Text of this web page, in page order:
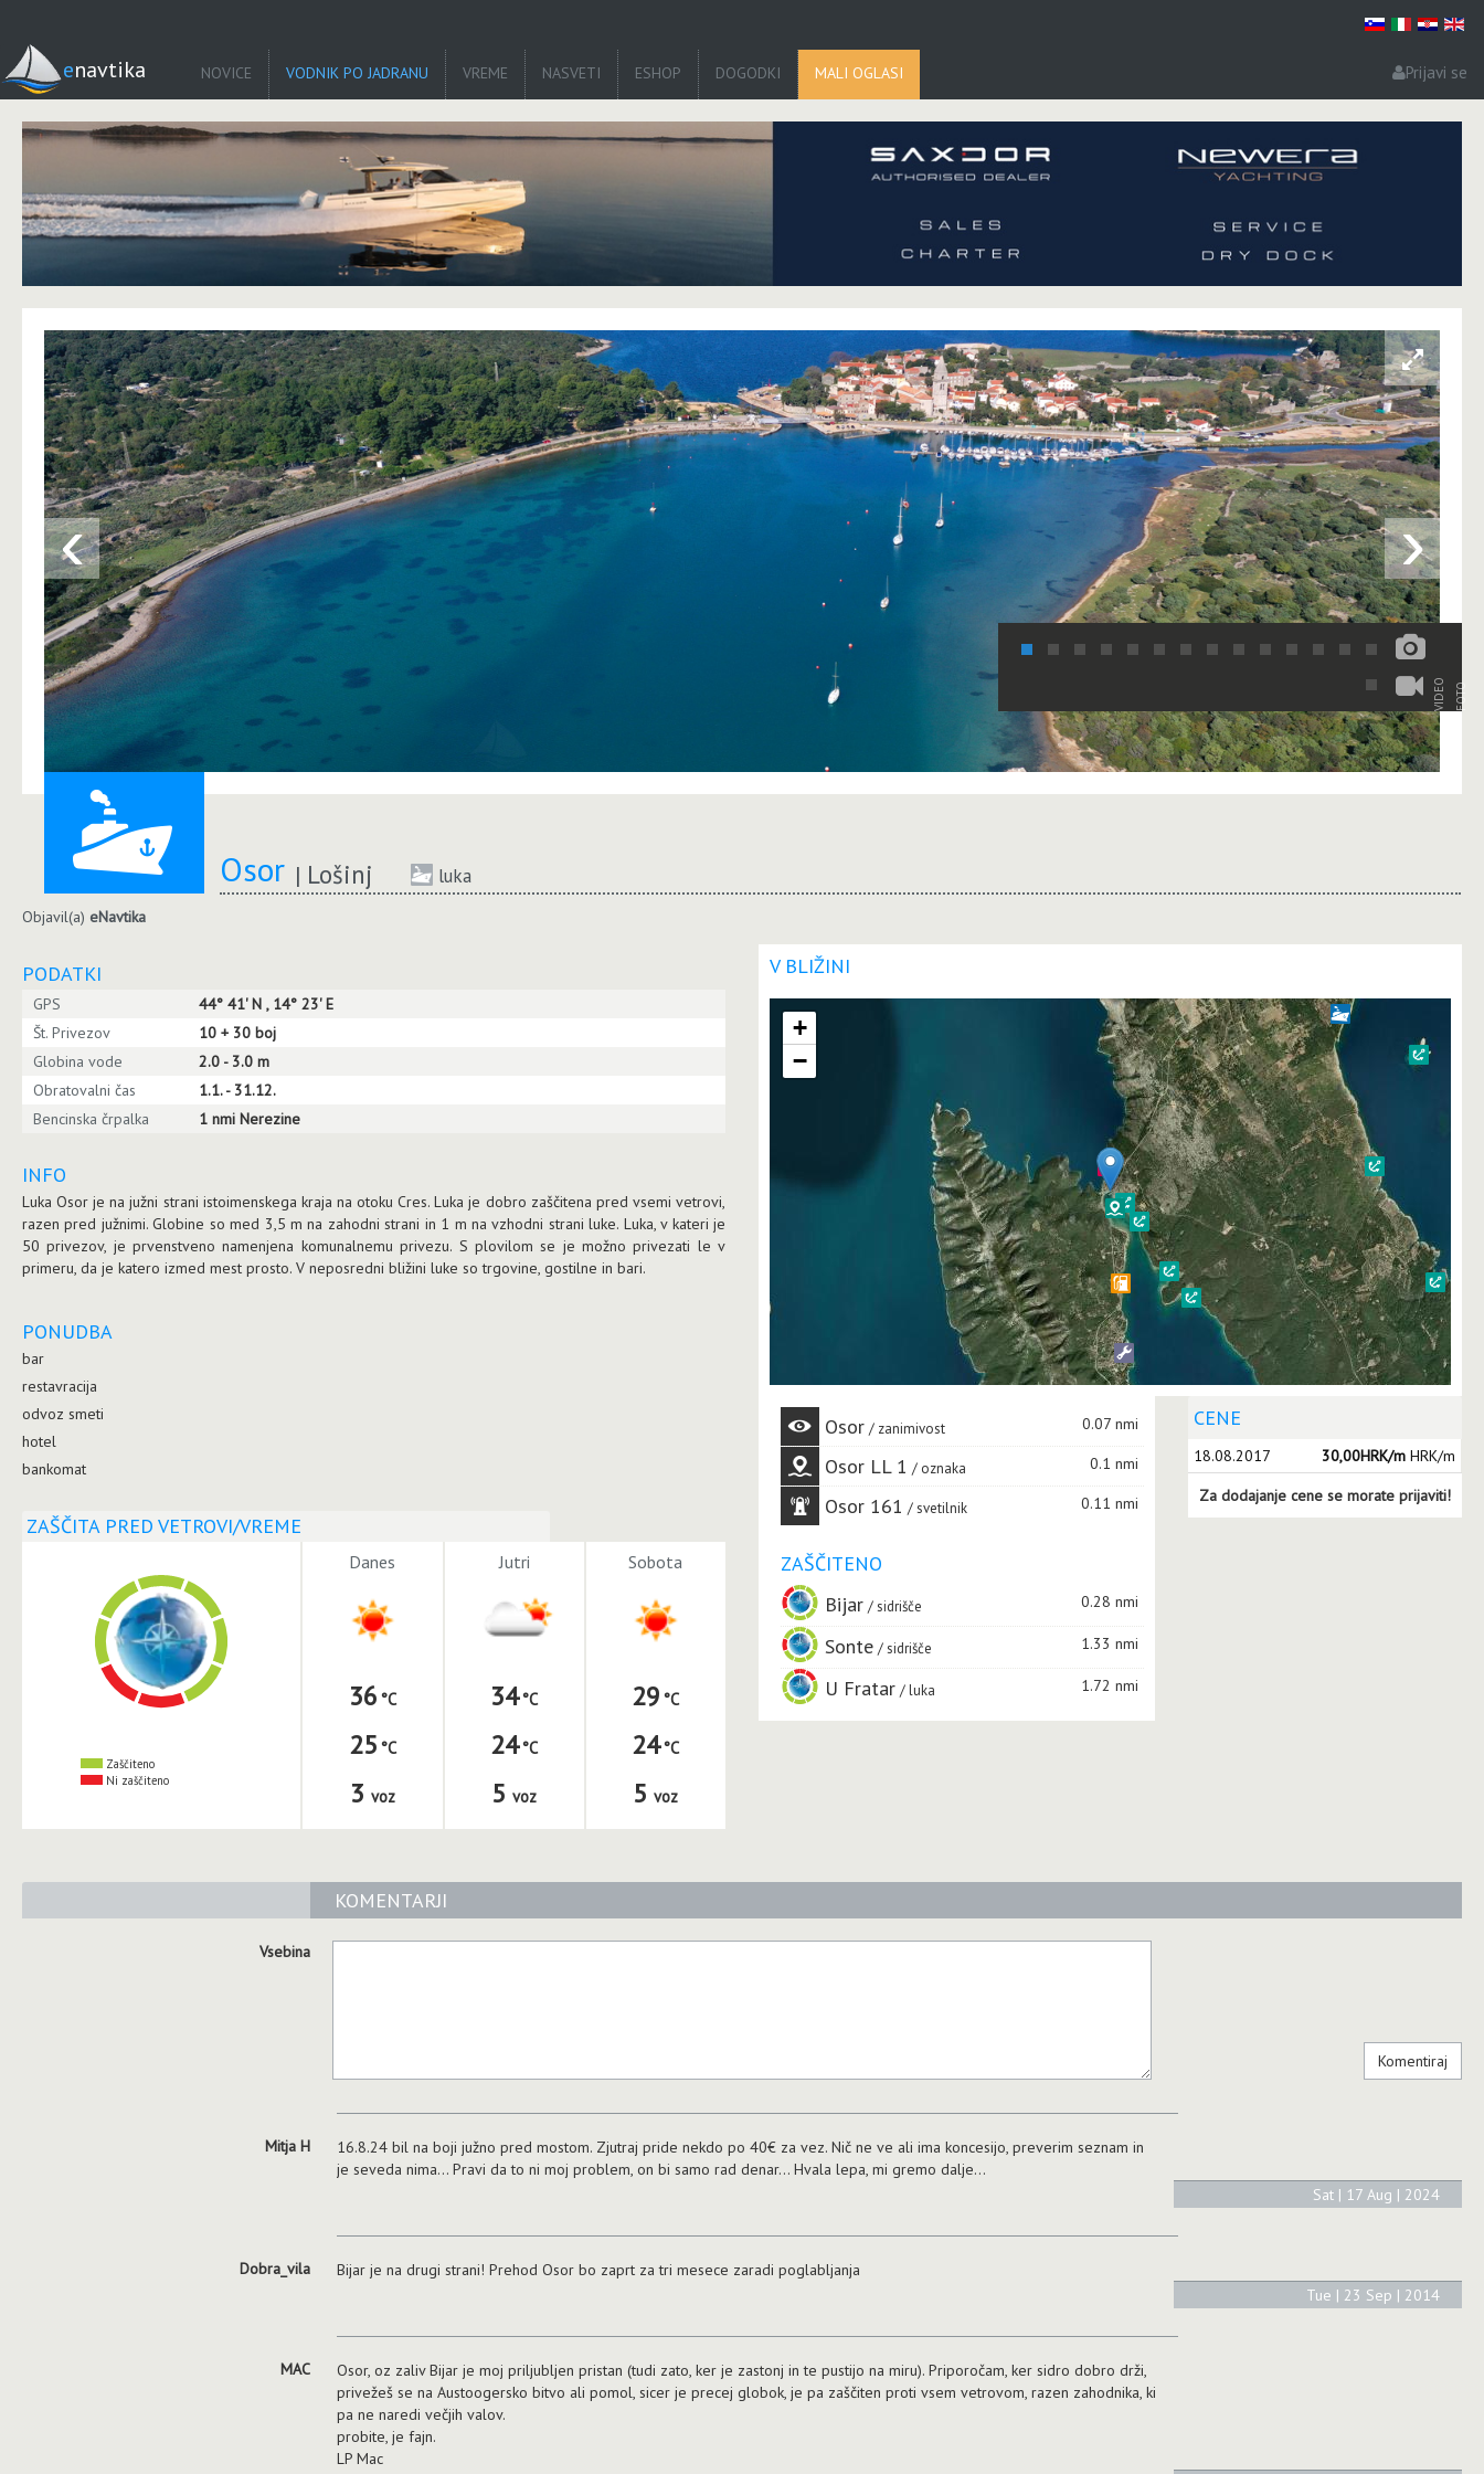
enavtika NOVICE VODNIK PO JADRANU VREME NASVETI ESHOP DOGODKI MALI OGLASI Prijavi se
‹ ›
VIDEO FOTO
Osor Lošinj luka
Objavil(a) eNavtika
PODATKI
GPS
44° 41' N , 14° 23' E
Št. Privezov
10 + 30 boj
Globina vode
2.0 - 3.0 m
Obratovalni čas
1.1. - 31.12.
Bencinska črpalka
1 nmi Nerezine
INFO
Luka Osor je na južni strani istoimenskega kraja na otoku Cres. Luka je dobro zaščitena pred vsemi vetrovi,
razen pred južnimi. Globine so med 3,5 m na zahodni strani in 1 m na vzhodni strani luke. Luka, v kateri je
50 privezov, je prvenstveno namenjena komunalnemu privezu. S plovilom se je možno privezati le v
primeru, da je katero izmed mest prosto. V neposredni bližini luke so trgovine, gostilne in bari.
PONUDBA
bar
restavracija
odvoz smeti
hotel
bankomat
ZAŠČITA PRED VETROVI/VREME
Zaščiteno
Ni zaščiteno
Danes
36
25
3 voz
Jutri
34
24
5 voz
Sobota
29
24
5 voz
V BLIŽINI
+
−
Osor zanimivost 0.07 nmi
Osor LL 1 oznaka 0.1 nmi
Osor 161 svetilnik 0.11 nmi
ZAŠČITENO
Bijar
sidrišče 0.28 nmi
Sonte sidrišče 1.33 nmi
U Fratar luka 1.72 nmi
CENE
18.08.2017 30,00HRK/m HRK/m
Za dodajanje cene se morate prijaviti!
KOMENTARJI
Vsebina
Mitja H
16.8.24 bil na boji južno pred mostom. Zjutraj pride nekdo po 40€ za vez. Nič ne ve ali ima koncesijo, preverim seznam in
je seveda nima... Pravi da to ni moj problem, on bi samo rad denar... Hvala lepa, mi gremo dalje...
Sat | 17 Aug | 2024
Dobra_vila
Bijar je na drugi strani! Prehod Osor bo zaprt za tri mesece zaradi poglabljanja
Tue | 23 Sep | 2014
MAC
Osor, oz zaliv Bijar je moj priljubljen pristan (tudi zato, ker je zastonj in te pustijo na miru). Priporočam, ker sidro dobro drži,
privežeš se na Austoogersko bitvo ali pomol, sicer je precej globok, je pa zaščiten proti vsem vetrovom, razen zahodnika, ki
pa ne naredi večjih valov.
probite, je fajn.
LP Mac